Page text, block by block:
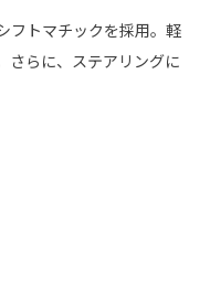
フトマチックを採用。軽
さらに、ステアリングに